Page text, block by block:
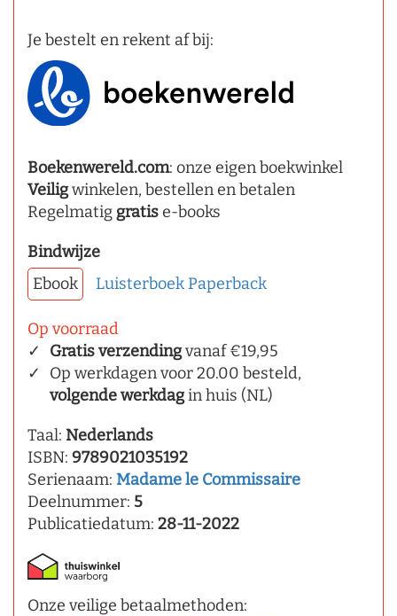
Je bestelt en rekent af bij:
Boekenwereld.com: onze eigen boekwinkel
Veiligwinkelen, bestellen en betalen
Regelmatig gratise-books
Bindwijze
Ebook
Luisterboek Paperback
Op voorraad
Gratis verzendingvanaf €19,95
Op werkdagen voor 20.00 besteld,
volgende werkdagin huis (NL)
Taal: Nederlands
ISBN: 9789021035192
Serienaam: Madame le Commissaire
Deelnummer: 5
Publicatiedatum: 28-11-2022
Onze veilige betaalmethoden: